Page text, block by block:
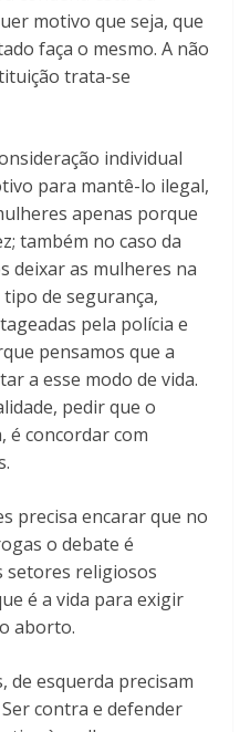
motivo que seja, que
faça o mesmo. A não
trata-se
individual
para mantê-lo ilegal,
apenas porque
também no caso da
deixar as mulheres na
de segurança,
pela polícia e
pensamos que a
a esse modo de vida.
pedir que o
é concordar com
precisa encarar que no
o debate é
setores religiosos
é a vida para exigir
aborto.
de esquerda precisam
contra e defender